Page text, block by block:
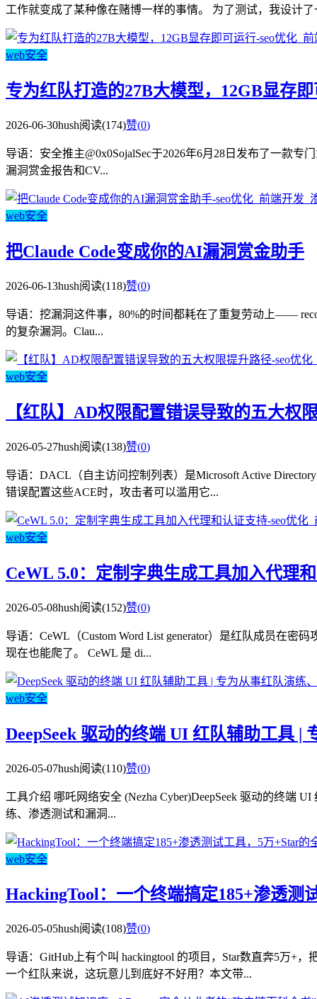
工作就变成了某种像在赌博一样的事情。 为了测试，我设计了
web安全
专为红队打造的27B大模型，12GB显存
2026-06-30hush阅读(174)赞(0)
导语：安全推主@0x0SojalSec于2026年6月28日发布了一款
漏洞赏金报告和CV...
web安全
把Claude Code变成你的AI漏洞赏金助手
2026-06-13hush阅读(118)赞(0)
导语：挖漏洞这件事，80%的时间都耗在了重复劳动上——
的复杂漏洞。Clau...
web安全
【红队】AD权限配置错误导致的五大权
2026-05-27hush阅读(138)赞(0)
导语：DACL（自主访问控制列表）是Microsoft Active
错误配置这些ACE时，攻击者可以滥用它...
web安全
CeWL 5.0：定制字典生成工具加入代理
2026-05-08hush阅读(152)赞(0)
导语：CeWL（Custom Word List generator）是红队成员在
现在也能爬了。 CeWL 是 di...
web安全
DeepSeek 驱动的终端 UI 红队辅助工具
2026-05-07hush阅读(110)赞(0)
工具介绍 哪吒网络安全 (Nezha Cyber)DeepSeek 驱动的终
练、渗透测试和漏洞...
web安全
HackingTool：一个终端搞定185+渗透测
2026-05-05hush阅读(108)赞(0)
导语：GitHub上有个叫 hackingtool 的项目，Star数直奔5万+
一个红队来说，这玩意儿到底好不好用？本文带...